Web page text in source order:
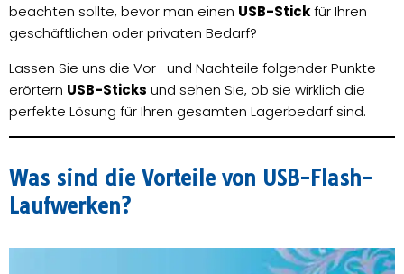
beachten sollte, bevor man einen USB-Stickfür Ihren
geschäftlichen oder privaten Bedarf?
Lassen Sie uns die Vor- und Nachteile folgender Punkte
erörtern USB-Sticks und sehen Sie, ob sie wirklich die
perfekte Lösung für Ihren gesamten Lagerbedarf sind.
Was sind die Vorteile von USB-Flash-
Laufwerken?